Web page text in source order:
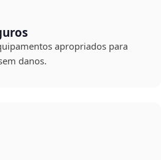
apropriados para
danos.